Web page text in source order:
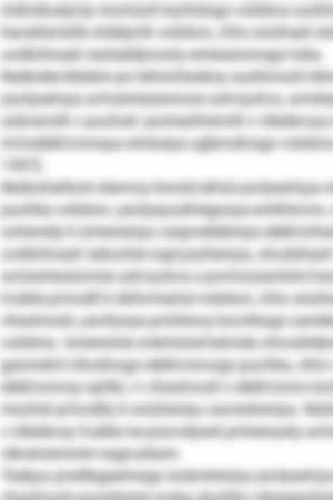
individualyniy montazh kazhdogo volokna
harakteristik otdelynih volokon, chto snizhaet
uvelichivaet nestabilynosty emissionnogo toka.
Naibolee blizkim po tehnicheskoy sushtnosti
yavlyaetsya avtoemissionnoe ustroystvo,
sobrannih v puchok i pomeshtennih v
Avtoelektronnaya emissiya uglerodnogo
Nedostatkom dannoy konstruktsii yavlyaetsya
puchka volokon, yavlyayushtegosya
ocheredy k izmeneniyu raspredeleniya
uvelichivaet rabochie napryazheniya,
avtoemissionnie ustroystva s povtoryaemimi
trubke privodit k deformatsii volokon, chto
chastnosti, yavitysya prichinoy korotkogo
volokna. Izmenenie orientatsii katoda
geometrii vihodnogo elektronnogo puchka,
elektronnoy optiki, i v chastnosti v elektronno-
mozhet privodity k snizheniyu razresheniya.
v nikelevoy trubke ne pozvolyaet primenyaty
vibratsionnim nagruzkam.
Tselyyu predlagaemogo izobreteniya